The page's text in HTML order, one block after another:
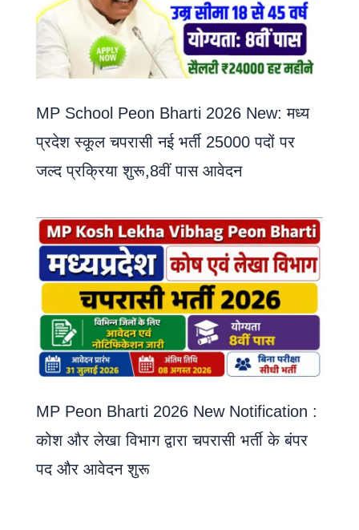
MP School Peon Bharti 2026 New: मध्य
प्रदेश स्कूल चपरासी नई भर्ती 25000 पदों पर
जल्द प्रक्रिया शुरू,8वीं पास आवेदन
MP Peon Bharti 2026 New Notification :
कोश और लेखा विभाग द्वारा चपरासी भर्ती के बंपर
पद और आवेदन शुरू